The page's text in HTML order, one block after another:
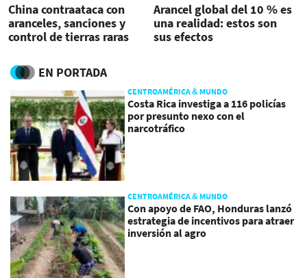
China contraataca con
aranceles, sanciones y
control de tierras raras
Arancel global del 10 % es
una realidad: estos son
sus efectos
EN PORTADA
CENTROAMÉRICA & MUNDO
Costa Rica investiga a 116 policías
por presunto nexo con el
narcotráfico
CENTROAMÉRICA & MUNDO
Con apoyo de FAO, Honduras lanzó
estrategia de incentivos para atraer
inversión al agro